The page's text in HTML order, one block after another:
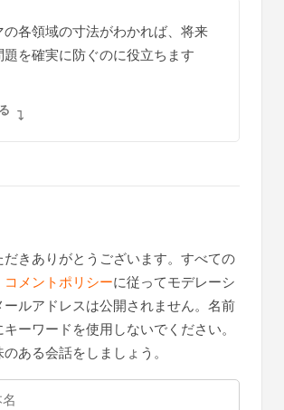
の各領域の寸法がわかれば、将来
題を確実に防ぐのに役立ちます
だきありがとうございます。すべての
コメントポリシーに従ってモデレーシ
ールアドレスは公開されません。名前
ーワードを使用しないでください。
ある会話をしましょう。